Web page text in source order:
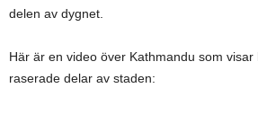
delen av dygnet.
Här är en video över Kathmandu som
raserade delar av staden: